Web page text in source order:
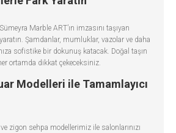
Marble ART’ın imzasını taşıyan
Şamdanlar, mumluklar, vazolar ve daha
sofistike bir dokunuş katacak. Doğal taşın
ortamda dikkat çekeceksiniz.
Modelleri ile Tamamlayıcı
zigon sehpa modellerimiz ile salonlarınızı